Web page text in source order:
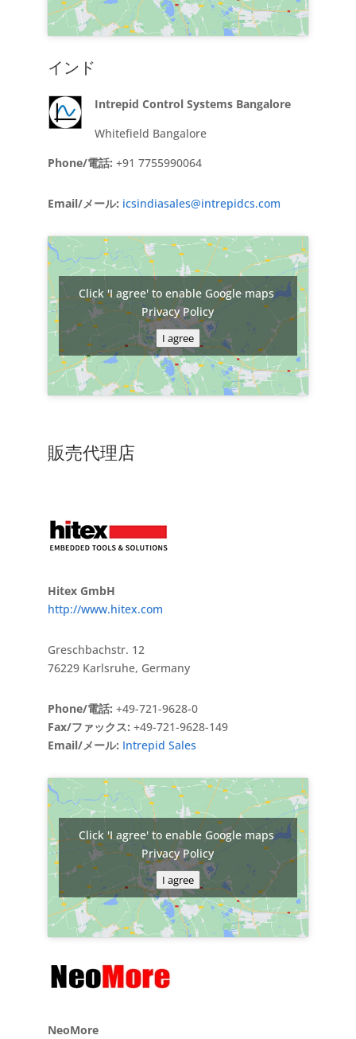
インド
Intrepid Control Systems Bangalore
Whitefield Bangalore
Phone/電話: +91 7755990064
Email/メール: icsindiasales@intrepidcs.com
Click 'I agree' to enable Google maps
Privacy Policy
I agree
販売代理店
Hitex GmbH
http://www.hitex.com
Greschbachstr. 12
76229 Karlsruhe, Germany
Phone/電話: +49-721-9628-0
Fax/ファックス: +49-721-9628-149
Email/メール: Intrepid Sales
Click 'I agree' to enable Google maps
Privacy Policy
I agree
NeoMore